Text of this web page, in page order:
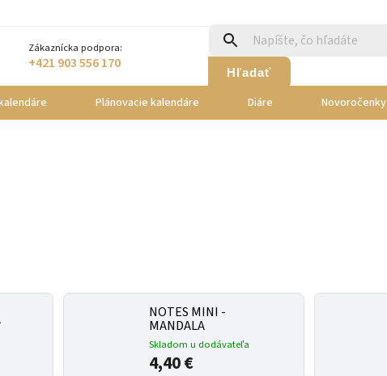
Zákaznícka podpora:
+421 903 556 170 Hľadať
Plánovacie kalendáre Diáre Novoročenky
NOTES MINI -
MANDALA
Skladom u dodávateľa
4,40 €